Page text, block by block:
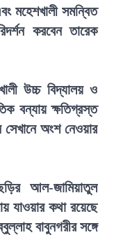
মহেশখালী সমন্বিত
করবেন তারেক
উচ্চ বিদ্যালয় ও
বন্যায় ক্ষতিগ্রস্ত
সেখানে অংশ নেওয়ার
আল-জামিয়াতুল
যাওয়ার কথা রয়েছে
বাবুনগরীর সঙ্গে